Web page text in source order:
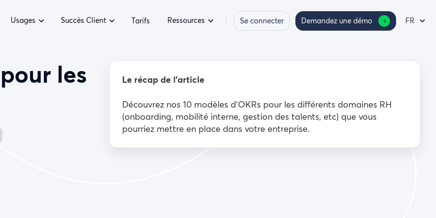
Usages Succès Client Tarifs Ressources Se connecter Demandez une démo FR
les Le récap de l’article
Découvrez nos 10 modèles d’OKRs pour les différents domaines RH
(onboarding, mobilité interne, gestion des talents, etc) que vous
pourriez mettre en place dans votre entreprise.